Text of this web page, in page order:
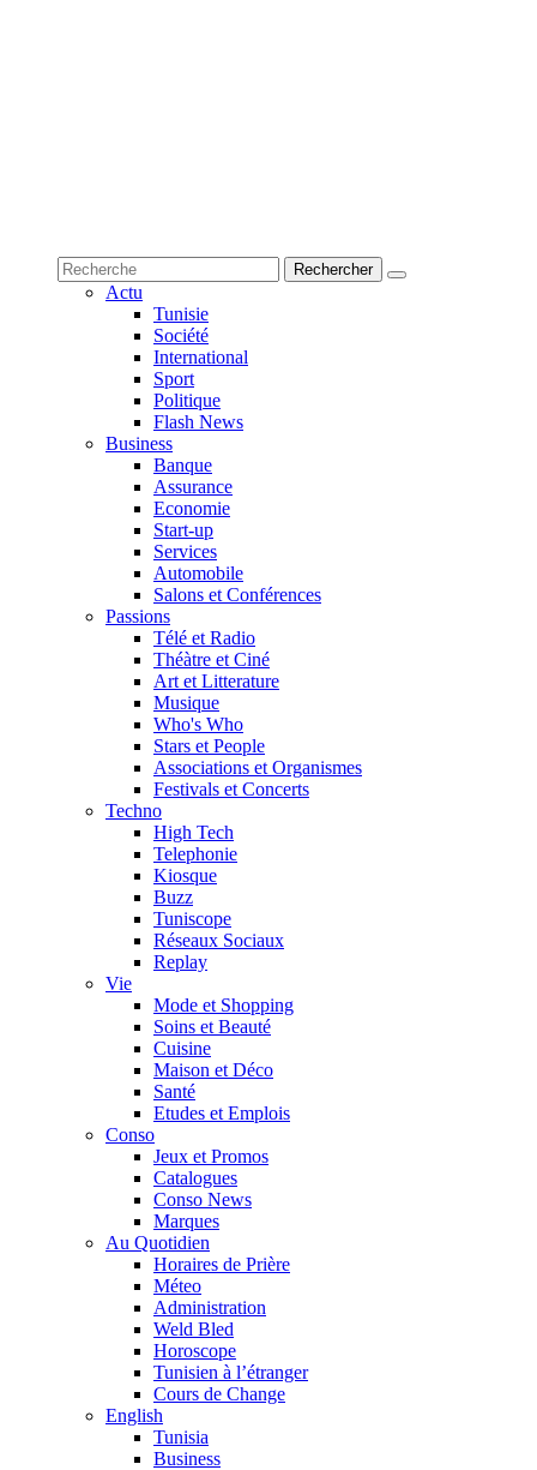
Actu
Tunisie
Société
International
Sport
Politique
Flash News
Business
Banque
Assurance
Economie
Start-up
Services
Automobile
Salons et Conférences
Passions
Télé et Radio
Théàtre et Ciné
Art et Litterature
Musique
Who's Who
Stars et People
Associations et Organismes
Festivals et Concerts
Techno
High Tech
Telephonie
Kiosque
Buzz
Tuniscope
Réseaux Sociaux
Replay
Vie
Mode et Shopping
Soins et Beauté
Cuisine
Maison et Déco
Santé
Etudes et Emplois
Conso
Jeux et Promos
Catalogues
Conso News
Marques
Au Quotidien
Horaires de Prière
Méteo
Administration
Weld Bled
Horoscope
Tunisien à l’étranger
Cours de Change
English
Tunisia
Business